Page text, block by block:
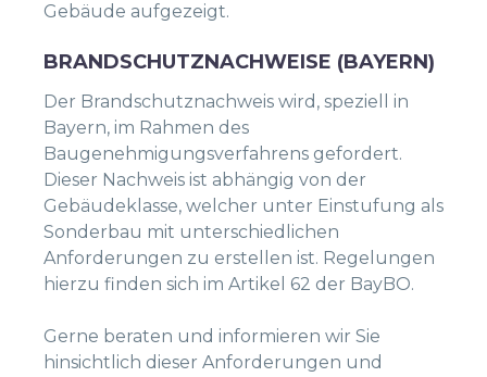
Gebäude aufgezeigt.
BRANDSCHUTZNACHWEISE (BAYERN)
Der Brandschutznachweis wird, speziell in
Bayern, im Rahmen des
Baugenehmigungsverfahrens gefordert.
Dieser Nachweis ist abhängig von der
Gebäudeklasse, welcher unter Einstufung als
Sonderbau mit unterschiedlichen
Anforderungen zu erstellen ist. Regelungen
hierzu finden sich im Artikel 62 der BayBO.
Gerne beraten und informieren wir Sie
hinsichtlich dieser Anforderungen und